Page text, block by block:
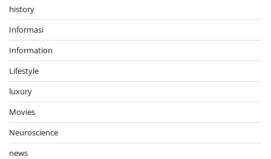
history
Informasi
Information
Lifestyle
luxury
Movies
Neuroscience
news